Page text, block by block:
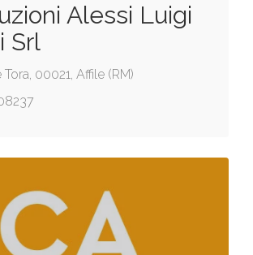
Alessi Luigi
Srl
00021, Affile (RM)